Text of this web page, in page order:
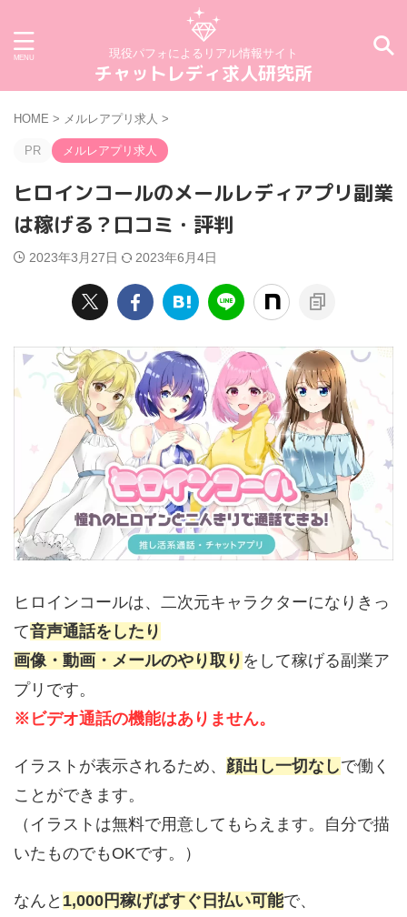
現役パフォによるリアル情報サイト
チャットレディ求人研究所
HOME > メルレアプリ求人 >
PR メルレアプリ求人
ヒロインコールのメールレディアプリ副業
は稼げる？口コミ・評判
2023年3月27日 2023年6月4日
ヒロインコールは、二次元キャラクターになりきっ
て音声通話をしたり
画像・動画・メールのやり取り をして稼げる副業ア
プリです。
※ビデオ通話の機能はありません。
イラストが表示されるため、 顔出し一切なしで働く
ことができます。
（イラストは無料で用意してもらえます。自分で描
いたものでもOKです。）
なんと 1,000円稼げばすぐ日払い可能で、